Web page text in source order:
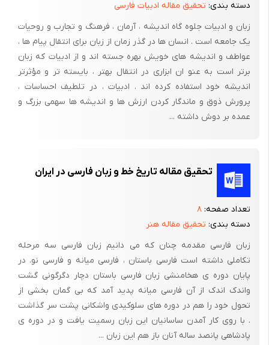
قرن چهارم هجری عملا عربی بود
از آن سوی با توجه به آنکه تازیان ایران، در آغاز به لهجه‌های گوناگون
سخن می‌گفتند و سپس عربی فصیح را، نخست به گونه‌ای طبیعی و با
ممارست، و آنگاه در مکتب و مدرسه فرا می‌گرفتند، این امر وضع آنان
را تا حدی به وضع فارسی زبانان عربی آموز شبیه می‌ساخت و هر دو
گروه مجبور بودند رنج تحصیل را بر خود هموار سازند.؛از اینروست که
زبان عربی رواج تمام داشت و تقریباً هیچ درباری، حتی سرای امیران و
امری طبیعی بود، هیچ غریب نیست که شاعری یا ادیبی بزرگ از
خراسان،که خود از مراکز مهم ادب عربی شد ، برخیزد و در این ادبیات
پس تردیدی نیست که ادب عربی در ادب فارسی جریانی مداوم یافته، و
ادب عربی نیز به نوبه خود از فرهنگ ایرانی بهره برده است. با این همه،
گویی حائلی عظیم میان ادبیات دو جهان عربی و فارسی قد برافراشته
است.
اما فهم موقعیت زبان عربی در ایران، در بسیاری وجوه آن، بدون
پرداختن به ظهور و رواج ادب فارسی میسر نیست.
می‌توان دریافت که فارسی دری با گامهایی لرزان و بیشتر به پشتوانه
دسته بندی: تحقیق مقاله ادبیات فارسی
زبان و ادبیات جلوه گاه اندیشه ، آرمان ، فرهنگ و تجارب و روحیات
یک جامعه است . انسان ها در گذر زمان از زبان برای انتقال پیام ها ،
عواطف و اندیشه های خویش بهره جسته اند و از ادبیات که زبان
برتر است به عنو ان ابزاری در انتقال بهتر ، بایسته تر و مؤثرتر
اندیشه خود استفاده کرده اند . ادبیات ، در تلطیف احساسات ،
پرورش ذوق و ماندگار کردن ارزش ها و اندیشه ها سهمی بزرگ و
عمده بر دوش داشته ...
تحقیق مقاله تاریخ خط و زبان فارسی در ایران
تعداد صفحه: ۸
دسته بندی: تحقیق مقاله هنر
زبان فارسی مقدمه چنان که می دانیم زبان فارسی سه مرحله
تکاملی داشته است فارسی باستان ، فارسی میانه و فارسی نو. در
پایان دوره ی هخامنشی زبان فارسی باستان دچار دگرگونی گشت
واندک اندک از آن فارسی میانه پدید آمد که بی گمان بخشی از
تحول خود را هم در دوره های سلوکیدی واشکانی پشت سر گذاشت
. با روی کار آمدن ساسانیان این زبان رسمیت یافت و در دوره ی
پادشاهی پانصد ساله آنان باز هم این زبان ...